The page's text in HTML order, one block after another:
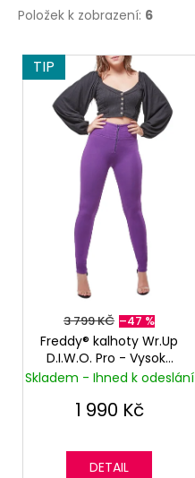
Položek k zobrazení: 6
V
ý
TIP
3 799 KČ –47 %
Freddy® kalhoty Wr.Up
D.I.W.O. Pro - Vysoký
pas - Fialové
Skladem - Ihned k odeslání
1 990 Kč
DETAIL
ŠEDÁ
299
Kč
Původně: